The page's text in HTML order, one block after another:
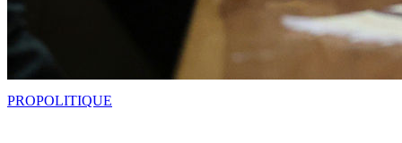
PROPOLITIQUE